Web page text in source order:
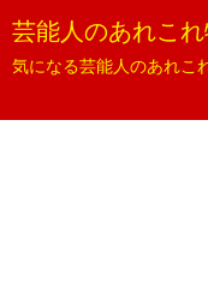
芸能人のあれこれ
気になる芸能人のあれこ